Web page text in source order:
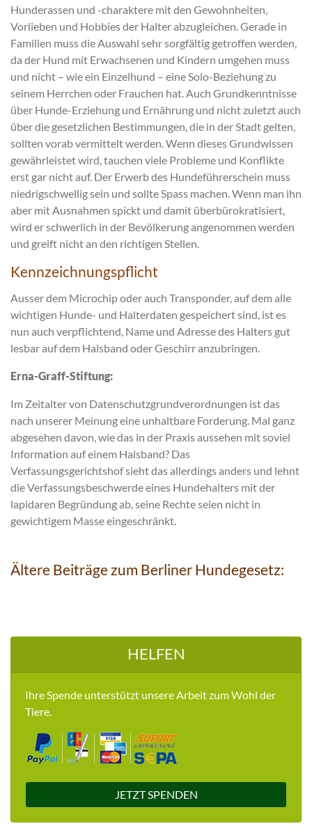
Hunderassen und -charaktere mit den Gewohnheiten,
Vorlieben und Hobbies der Halter abzugleichen. Gerade in
Familien muss die Auswahl sehr sorgfältig getroffen werden,
da der Hund mit Erwachsenen und Kindern umgehen muss
und nicht – wie ein Einzelhund – eine Solo-Beziehung zu
seinem Herrchen oder Frauchen hat. Auch Grundkenntnisse
über Hunde-Erziehung und Ernährung und nicht zuletzt auch
über die gesetzlichen Bestimmungen, die in der Stadt gelten,
sollten vorab vermittelt werden. Wenn dieses Grundwissen
gewährleistet wird, tauchen viele Probleme und Konflikte
erst gar nicht auf. Der Erwerb des Hundeführerschein muss
niedrigschwellig sein und sollte Spass machen. Wenn man ihn
aber mit Ausnahmen spickt und damit überbürokratisiert,
wird er schwerlich in der Bevölkerung angenommen werden
und greift nicht an den richtigen Stellen.
Kennzeichnungspflicht
Ausser dem Microchip oder auch Transponder, auf dem alle
wichtigen Hunde- und Halterdaten gespeichert sind, ist es
nun auch verpflichtend, Name und Adresse des Halters gut
lesbar auf dem Halsband oder Geschirr anzubringen.
Erna-Graff-Stiftung:
Im Zeitalter von Datenschutzgrundverordnungen ist das
nach unserer Meinung eine unhaltbare Forderung. Mal ganz
abgesehen davon, wie das in der Praxis aussehen mit soviel
Information auf einem Halsband? Das
Verfassungsgerichtshof sieht das allerdings anders und lehnt
die Verfassungsbeschwerde eines Hundehalters mit der
lapidaren Begründung ab, seine Rechte seien nicht in
gewichtigem Masse eingeschränkt.
Ältere Beiträge zum Berliner Hundegesetz:
HELFEN
Ihre Spende unterstützt unsere Arbeit zum Wohl der
Tiere.
JETZT SPENDEN